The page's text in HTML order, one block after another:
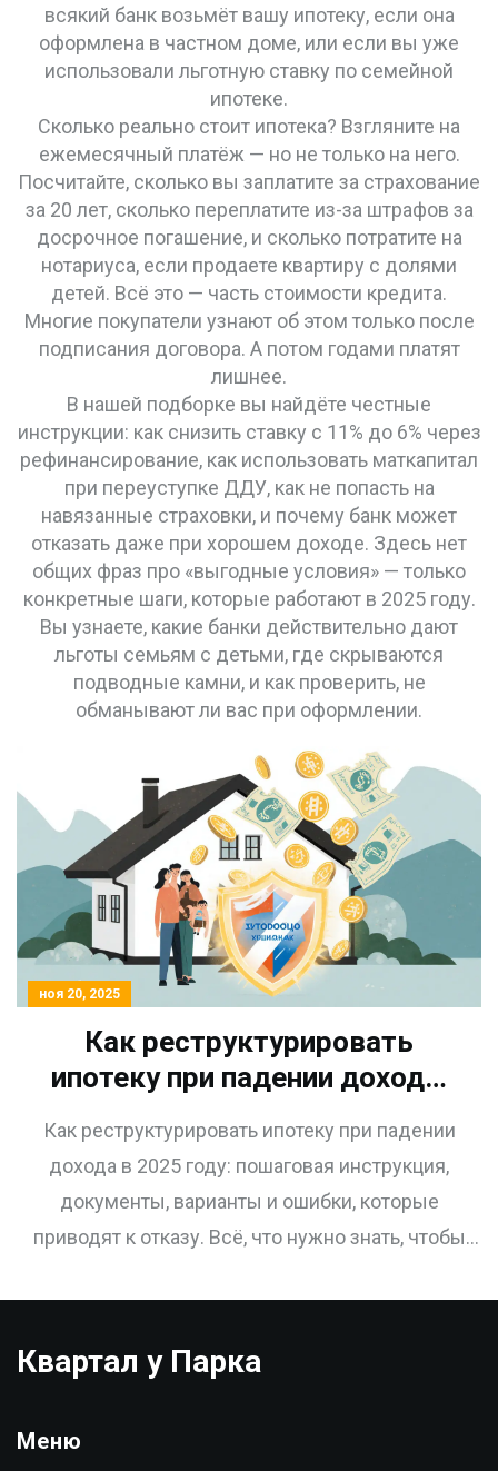
всякий банк возьмёт вашу ипотеку, если она
оформлена в частном доме, или если вы уже
использовали льготную ставку по семейной
ипотеке.
Сколько реально стоит ипотека? Взгляните на
ежемесячный платёж — но не только на него.
Посчитайте, сколько вы заплатите за страхование
за 20 лет, сколько переплатите из-за штрафов за
досрочное погашение, и сколько потратите на
нотариуса, если продаете квартиру с долями
детей. Всё это — часть стоимости кредита.
Многие покупатели узнают об этом только после
подписания договора. А потом годами платят
лишнее.
В нашей подборке вы найдёте честные
инструкции: как снизить ставку с 11% до 6% через
рефинансирование, как использовать маткапитал
при переуступке ДДУ, как не попасть на
навязанные страховки, и почему банк может
отказать даже при хорошем доходе. Здесь нет
общих фраз про «выгодные условия» — только
конкретные шаги, которые работают в 2025 году.
Вы узнаете, какие банки действительно дают
льготы семьям с детьми, где скрываются
подводные камни, и как проверить, не
обманывают ли вас при оформлении.
ноя 20, 2025
Как реструктурировать
ипотеку при падении дохода:
2025 года
Как реструктурировать ипотеку при падении
дохода в 2025 году: пошаговая инструкция,
документы, варианты и ошибки, которые
приводят к отказу. Всё, что нужно знать, чтобы
Квартал у Парка
Меню